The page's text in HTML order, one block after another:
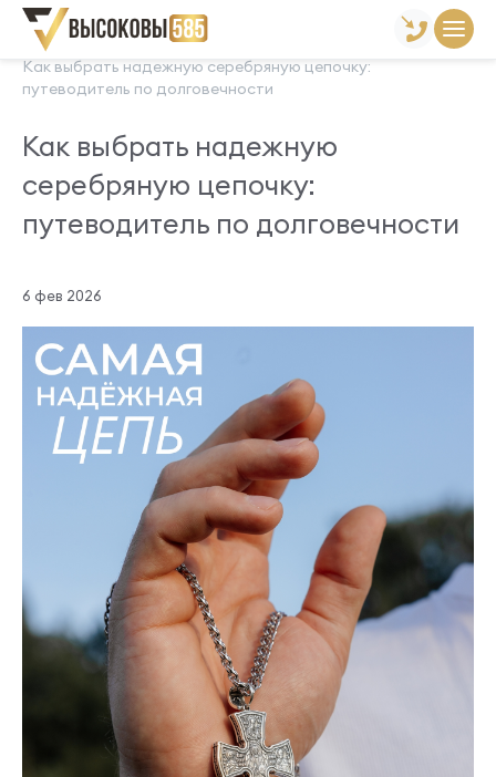
Главная
Новости
Как выбрать надежную серебряную цепочку:
путеводитель по долговечности
Как выбрать надежную
серебряную цепочку:
путеводитель по долговечности
6 фев 2026